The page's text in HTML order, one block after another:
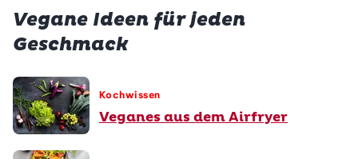
Vegane Ideen für jeden
Geschmack
Kochwissen
Veganes aus dem Airfryer